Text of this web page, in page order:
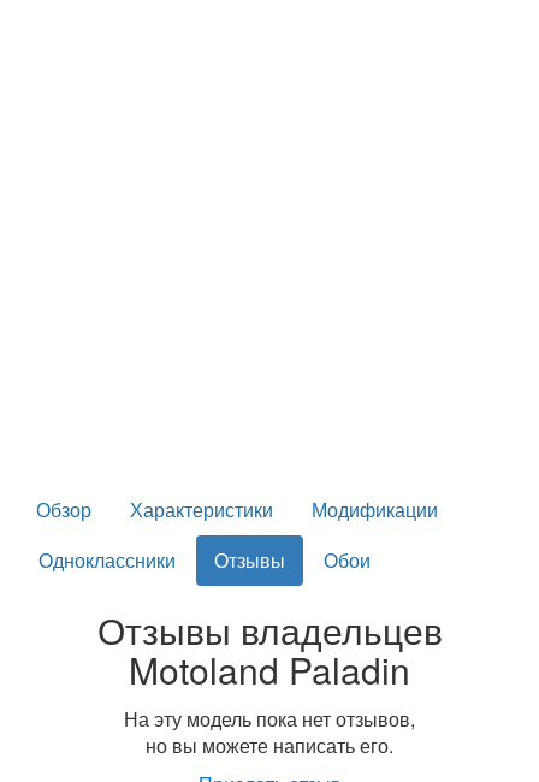
Обзор Характеристики
Модификации
Одноклассники
Отзывы Обои
Отзывы владельцев
Motoland Paladin
На эту модель пока нет отзывов,
но вы можете написать его.